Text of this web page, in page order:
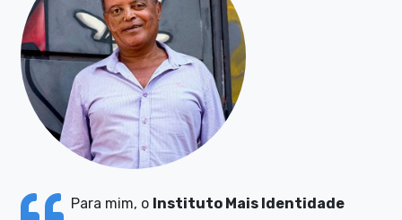
Para mim, o Instituto Mais Identidade